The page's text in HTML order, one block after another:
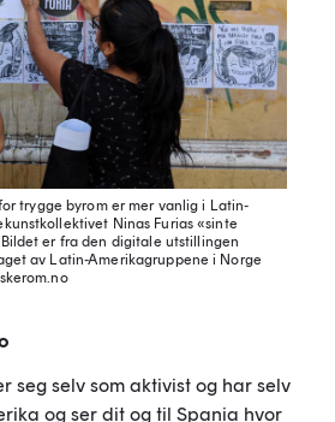
trygge byrom er mer vanlig i Latin-
Ninas Furias «sinte
er fra den digitale utstillingen
av Latin-Amerikagruppene i Norge
seg selv som aktivist og har selv
og ser dit og til Spania hvor